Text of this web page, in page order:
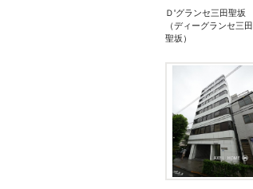
Ｄ'グランセ三田聖坂
（ディーグランセ三田
聖坂）